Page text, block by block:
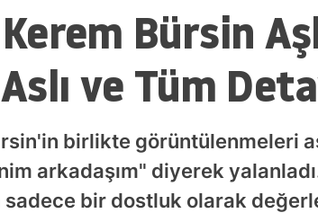
Bürsin
ve Tüm
birlikte görüntülenmeleri
arkadaşım" diyerek
sadece bir dostluk olarak